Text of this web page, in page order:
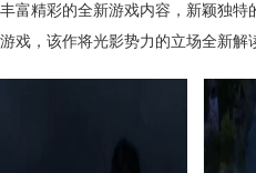
富精彩的全新游戏内容，新颖独特
戏，该作将光影势力的立场全新解